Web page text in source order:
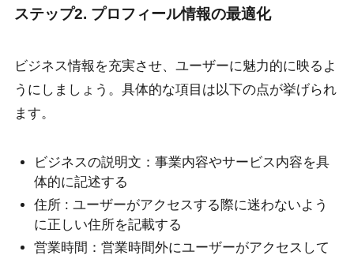
ステップ2. プロフィール情報の最適化
ビジネス情報を充実させ、ユーザーに魅力的に映るよ
うにしましょう。具体的な項目は以下の点が挙げられ
ます。
ビジネスの説明文：事業内容やサービス内容を具
体的に記述する
住所 : ユーザーがアクセスする際に迷わないよう
に正しい住所を記載する
営業時間：営業時間外にユーザーがアクセスして